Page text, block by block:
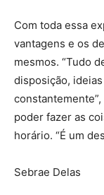
Com toda essa
vantagens e os
mesmos. “Tudo
disposição,
poder fazer as
horário. “É um
Sebrae Delas